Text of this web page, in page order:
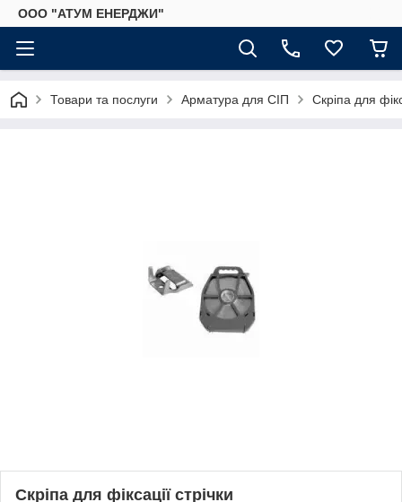
ООО "АТУМ ЕНЕРДЖИ"
Товари та послуги Арматура для СІП Скріпа для
Скріпа для фіксації стрічки